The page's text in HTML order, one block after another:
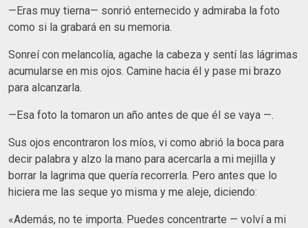
—Eras muy tierna— sonrió enternecido y admiraba la foto
como si la grabará en su memoria.
Sonreí con melancolía, agache la cabeza y sentí las lágrimas
acumularse en mis ojos. Camine hacia él y pase mi brazo
para alcanzarla.
—Esa foto la tomaron un año antes de que él se vaya —.
Sus ojos encontraron los míos, vi como abrió la boca para
decir palabra y alzo la mano para acercarla a mi mejilla y
borrar la lagrima que quería recorrerla. Pero antes que lo
hiciera me las seque yo misma y me aleje, diciendo:
«Además, no te importa. Puedes concentrarte — volví a mi